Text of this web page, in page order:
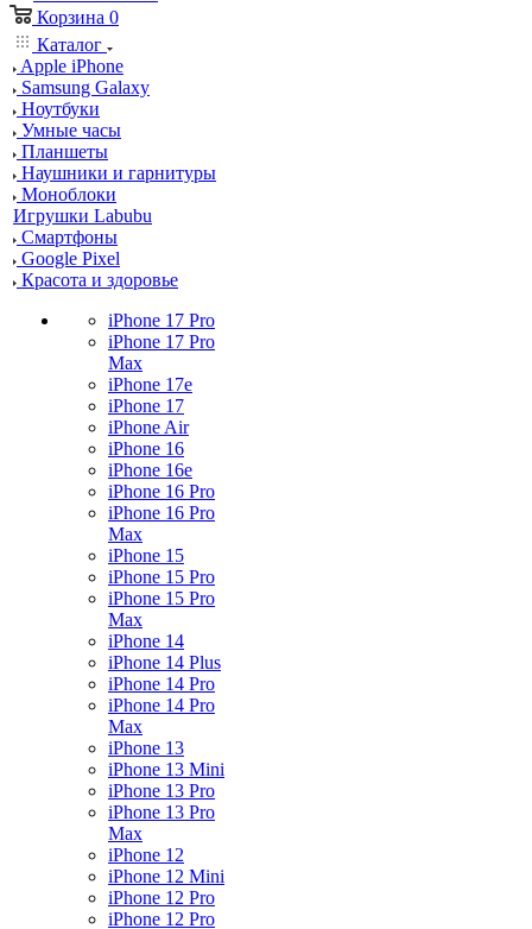
Корзина 0
Каталог
Apple iPhone
Samsung Galaxy
Ноутбуки
Умные часы
Планшеты
Наушники и гарнитуры
Моноблоки
Игрушки Labubu
Смартфоны
Google Pixel
Красота и здоровье
iPhone 17 Pro
iPhone 17 Pro
Max
iPhone 17e
iPhone 17
iPhone Air
iPhone 16
iPhone 16e
iPhone 16 Pro
iPhone 16 Pro
Max
iPhone 15
iPhone 15 Pro
iPhone 15 Pro
Max
iPhone 14
iPhone 14 Plus
iPhone 14 Pro
iPhone 14 Pro
Max
iPhone 13
iPhone 13 Mini
iPhone 13 Pro
iPhone 13 Pro
Max
iPhone 12
iPhone 12 Mini
iPhone 12 Pro
iPhone 12 Pro